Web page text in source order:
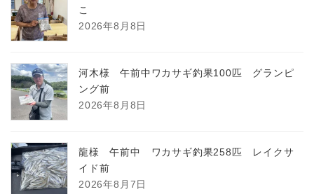
こ
2026年8月8日
河木様 午前中ワカサギ釣果100匹 グランピ
ング前
2026年8月8日
龍様 午前中 ワカサギ釣果258匹 レイクサ
イド前
2026年8月7日